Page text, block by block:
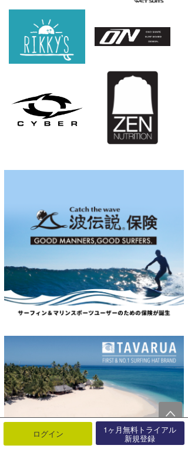
ログイン 1ヶ月無料トライアル
新規登録